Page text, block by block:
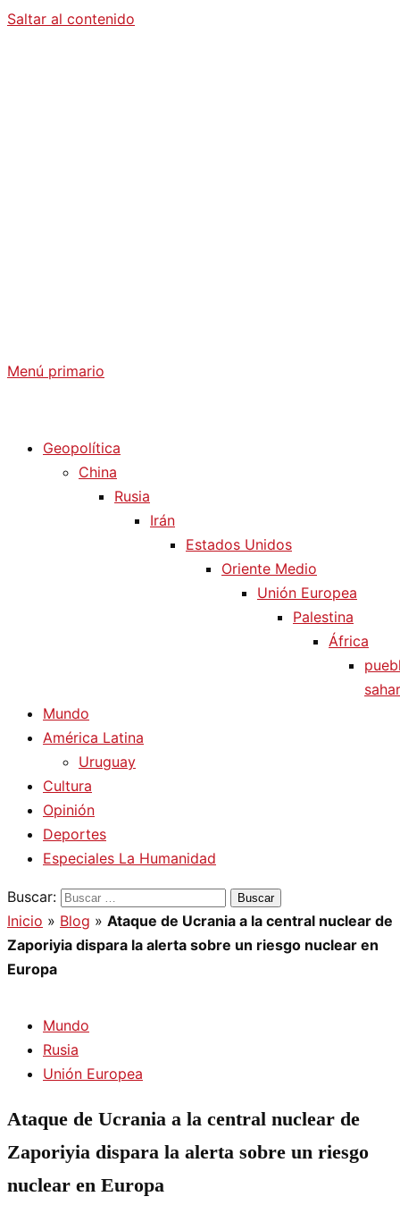
Saltar al contenido
Menú primario
Geopolítica
China
Rusia
Irán
Estados Unidos
Oriente Medio
Unión Europea
Palestina
África
Mundo
América Latina
Uruguay
Cultura
Opinión
Deportes
Especiales La Humanidad
Buscar:
Inicio » Blog » Ataque de Ucrania a la central nuclear de
Zaporiyia dispara la alerta sobre un riesgo nuclear en
Europa
Mundo
Rusia
Unión Europea
Ataque de Ucrania a la central nuclear de
Zaporiyia dispara la alerta sobre un riesgo
nuclear en Europa